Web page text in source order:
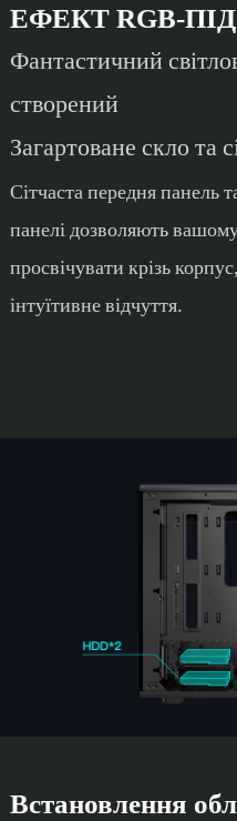
ЕФЕКТ RGB-
Фантастичний
створений
Загартоване скло та
Сітчаста передня панель
панелі дозволяють
просвічувати крізь
інтуїтивне відчуття.
Встановлення